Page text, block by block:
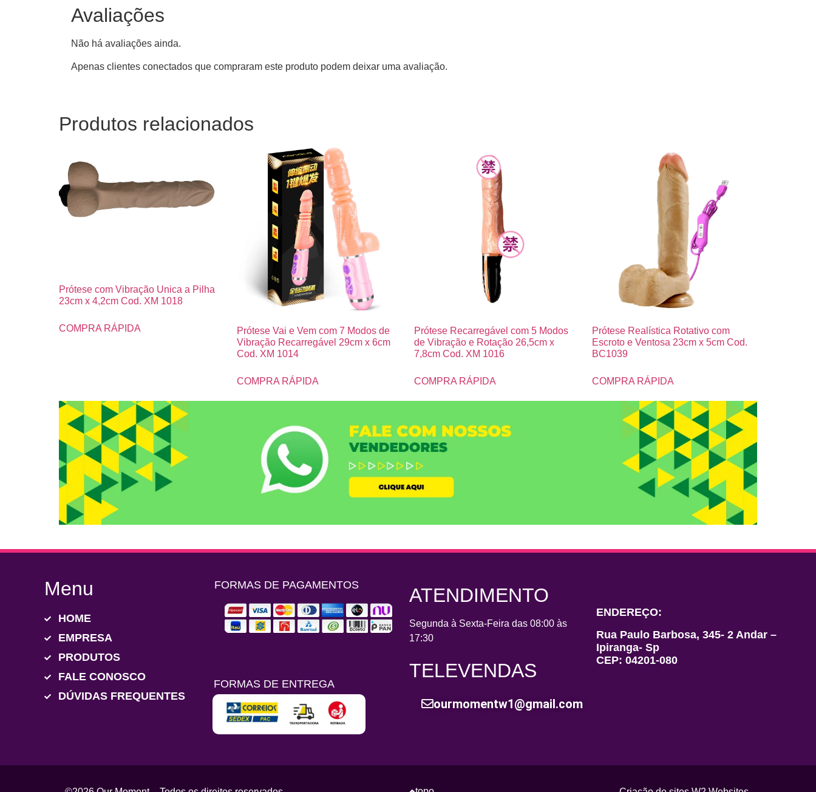
Avaliações
Não há avaliações ainda.
Apenas clientes conectados que compraram este produto podem deixar uma avaliação.
Produtos relacionados
Prótese com Vibração Unica a Pilha
23cm x 4,2cm Cod. XM 1018
COMPRA RÁPIDA
Prótese Vai e Vem com 7 Modos de
Vibração Recarregável 29cm x 6cm
Cod. XM 1014
COMPRA RÁPIDA
Prótese Recarregável com 5 Modos
de Vibração e Rotação 26,5cm x
7,8cm Cod. XM 1016
COMPRA RÁPIDA
Prótese Realística Rotativo com
Escroto e Ventosa 23cm x 5cm Cod.
BC1039
COMPRA RÁPIDA
Menu
HOME
EMPRESA
PRODUTOS
FALE CONOSCO
DÚVIDAS FREQUENTES
FORMAS DE PAGAMENTOS
FORMAS DE ENTREGA
ATENDIMENTO
Segunda à Sexta-Feira das 08:00 às
17:30
TELEVENDAS
ourmomentw1@gmail.com
ENDEREÇO:
Rua Paulo Barbosa, 345- 2 Andar –
Ipiranga- Sp
CEP: 04201-080